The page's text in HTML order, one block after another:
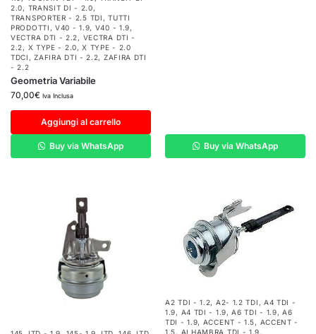
2.0, TRANSIT DI - 2.0,
TRANSPORTER - 2.5 TDI ,TUTTI
PRODOTTI ,V40 - 1.9, V40 - 1.9,
VECTRA DTI - 2.2, VECTRA DTI -
2.2, X TYPE - 2.0,X TYPE - 2.0
TDCI ,ZAFIRA DTI - 2.2, ZAFIRA DTI
- 2.2
Geometria Variabile
70,00€ Iva Inclusa
Aggiungi al carrello
Buy via WhatsApp Buy via WhatsApp
A2 TDI - 1.2, A2- 1.2 TDI , A4 TDI -
1.9, A4 TDI - 1.9,A6 TDI - 1.9,A6
TDI - 1.9, ACCENT - 1.5, ACCENT -
1.5, ALHAMBRA TDI - 1.9,